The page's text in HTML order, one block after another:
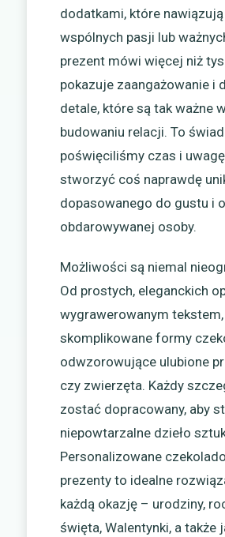
dodatkami, które
wspólnych pasji lub
prezent mówi więcej niż
pokazuje zaangażowanie i
detale, które są tak ważne
budowaniu relacji. To
poświęciliśmy czas i
stworzyć coś naprawdę
dopasowanego do gustu i
obdarowywanej osoby.
Możliwości są niemal
Od prostych, eleganckich
wygrawerowanym tekstem,
skomplikowane formy
odwzorowujące ulubione
czy zwierzęta. Każdy
zostać dopracowany, aby
niepowtarzalne dzieło
Personalizowane
prezenty to idealne
każdą okazję – urodziny,
święta, Walentynki, a także